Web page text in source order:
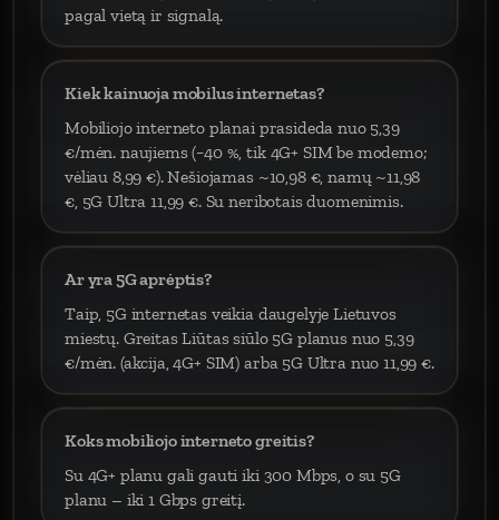
pagal vietą ir signalą.
Kiek kainuoja mobilus internetas?
Mobiliojo interneto planai prasideda nuo 5,39
€/mėn. naujiems (−40 %, tik 4G+ SIM be modemo;
vėliau 8,99 €). Nešiojamas ~10,98 €, namų ~11,98
€, 5G Ultra 11,99 €. Su neribotais duomenimis.
Ar yra 5G aprėptis?
Taip, 5G internetas veikia daugelyje Lietuvos
miestų. Greitas Liūtas siūlo 5G planus nuo 5,39
€/mėn. (akcija, 4G+ SIM) arba 5G Ultra nuo 11,99 €.
Koks mobiliojo interneto greitis?
Su 4G+ planu gali gauti iki 300 Mbps, o su 5G
planu – iki 1 Gbps greitį.